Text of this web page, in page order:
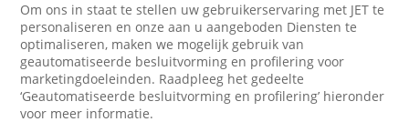
Om ons in staat te stellen uw gebruikerservaring met JET te
personaliseren en onze aan u aangeboden Diensten te
optimaliseren, maken we mogelijk gebruik van
geautomatiseerde besluitvorming en profilering voor
marketingdoeleinden. Raadpleeg het gedeelte
‘Geautomatiseerde besluitvorming en profilering’ hieronder
voor meer informatie.